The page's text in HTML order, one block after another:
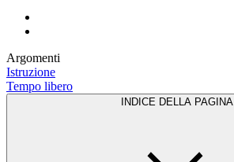
Argomenti
Istruzione
Tempo libero
INDICE DELLA PAGINA